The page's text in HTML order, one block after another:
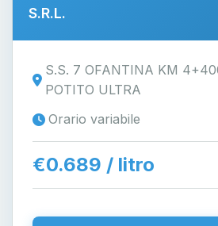
S.R.L.
S.S. 7 OFANTINA KM
POTITO ULTRA
Orario variabile
€0.689 / litro